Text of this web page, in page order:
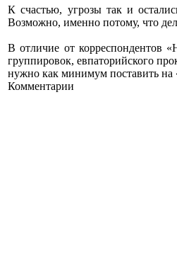
К счастью, угрозы так и
Возможно, именно потому, что
В отличие от корреспондентов
группировок, евпаторийского
нужно как минимум поставить на
Комментарии